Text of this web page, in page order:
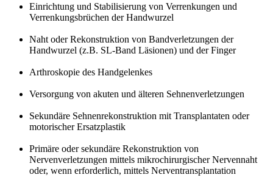
Einrichtung und Stabilisierung von Verrenkungen und
Verrenkungsbrüchen der Handwurzel
Naht oder Rekonstruktion von Bandverletzungen der
Handwurzel (z.B. SL-Band Läsionen) und der Finger
Arthroskopie des Handgelenkes
Versorgung von akuten und älteren Sehnenverletzungen
Sekundäre Sehnenrekonstruktion mit Transplantaten oder
motorischer Ersatzplastik
Primäre oder sekundäre Rekonstruktion von
Nervenverletzungen mittels mikrochirurgischer Nervennaht
oder, wenn erforderlich, mittels Nerventransplantation